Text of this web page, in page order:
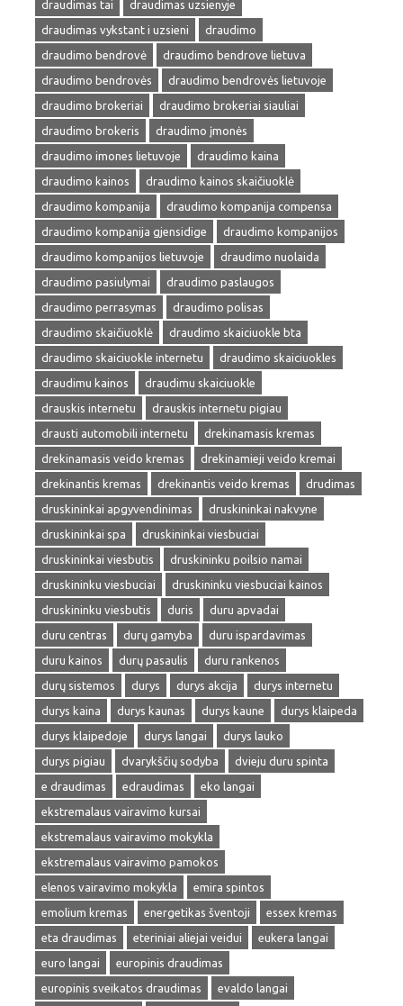
draudimas tai
draudimas uzsienyje
draudimas vykstant i uzsieni
draudimo
draudimo bendrovė
draudimo bendrove lietuva
draudimo bendrovės
draudimo bendrovės lietuvoje
draudimo brokeriai
draudimo brokeriai siauliai
draudimo brokeris
draudimo įmonės
draudimo imones lietuvoje
draudimo kaina
draudimo kainos
draudimo kainos skaičiuoklė
draudimo kompanija
draudimo kompanija compensa
draudimo kompanija gjensidige
draudimo kompanijos
draudimo kompanijos lietuvoje
draudimo nuolaida
draudimo pasiulymai
draudimo paslaugos
draudimo perrasymas
draudimo polisas
draudimo skaičiuoklė
draudimo skaiciuokle bta
draudimo skaiciuokle internetu
draudimo skaiciuokles
draudimu kainos
draudimu skaiciuokle
drauskis internetu
drauskis internetu pigiau
drausti automobili internetu
drekinamasis kremas
drekinamasis veido kremas
drekinamieji veido kremai
drekinantis kremas
drekinantis veido kremas
drudimas
druskininkai apgyvendinimas
druskininkai nakvyne
druskininkai spa
druskininkai viesbuciai
druskininkai viesbutis
druskininku poilsio namai
druskininku viesbuciai
druskininku viesbuciai kainos
druskininku viesbutis
duris
duru apvadai
duru centras
durų gamyba
duru ispardavimas
duru kainos
durų pasaulis
duru rankenos
durų sistemos
durys durys akcija
durys internetu
durys kaina
durys kaunas durys kaune
durys klaipeda
durys klaipedoje
durys langai
durys lauko
durys pigiau
dvarykščių sodyba
dvieju duru spinta
e draudimas
edraudimas
eko langai
ekstremalaus vairavimo kursai
ekstremalaus vairavimo mokykla
ekstremalaus vairavimo pamokos
elenos vairavimo mokykla
emira spintos
emolium kremas
energetikas šventoji
essex kremas
eta draudimas
eteriniai aliejai veidui
eukera langai
euro langai
europinis draudimas
europinis sveikatos draudimas
evaldo langai